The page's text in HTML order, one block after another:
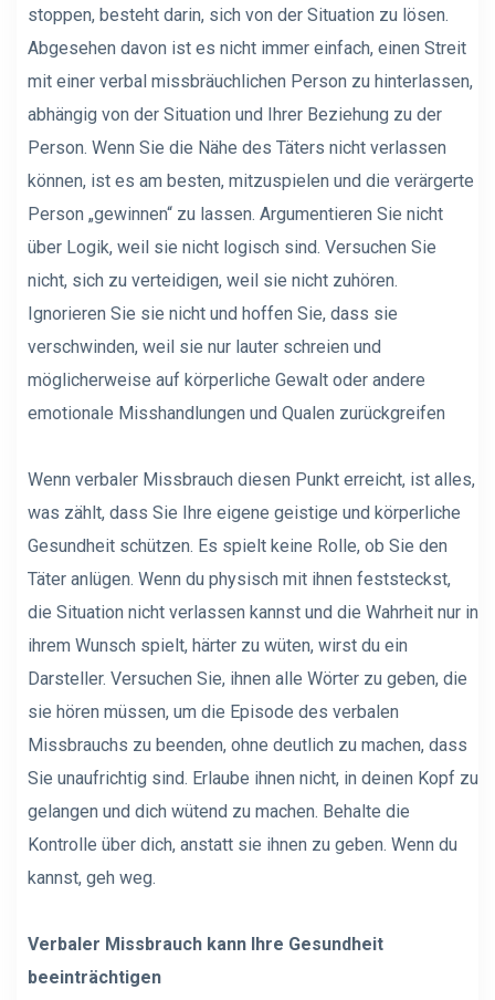
stoppen, besteht darin, sich von der Situation zu lösen.
Abgesehen davon ist es nicht immer einfach, einen Streit
mit einer verbal missbräuchlichen Person zu hinterlassen,
abhängig von der Situation und Ihrer Beziehung zu der
Person. Wenn Sie die Nähe des Täters nicht verlassen
können, ist es am besten, mitzuspielen und die verärgerte
Person „gewinnen“ zu lassen. Argumentieren Sie nicht
über Logik, weil sie nicht logisch sind. Versuchen Sie
nicht, sich zu verteidigen, weil sie nicht zuhören.
Ignorieren Sie sie nicht und hoffen Sie, dass sie
verschwinden, weil sie nur lauter schreien und
möglicherweise auf körperliche Gewalt oder andere
emotionale Misshandlungen und Qualen zurückgreifen
Wenn verbaler Missbrauch diesen Punkt erreicht, ist alles,
was zählt, dass Sie Ihre eigene geistige und körperliche
Gesundheit schützen. Es spielt keine Rolle, ob Sie den
Täter anlügen. Wenn du physisch mit ihnen feststeckst,
die Situation nicht verlassen kannst und die Wahrheit nur in
ihrem Wunsch spielt, härter zu wüten, wirst du ein
Darsteller. Versuchen Sie, ihnen alle Wörter zu geben, die
sie hören müssen, um die Episode des verbalen
Missbrauchs zu beenden, ohne deutlich zu machen, dass
Sie unaufrichtig sind. Erlaube ihnen nicht, in deinen Kopf zu
gelangen und dich wütend zu machen. Behalte die
Kontrolle über dich, anstatt sie ihnen zu geben. Wenn du
kannst, geh weg.
Verbaler Missbrauch kann Ihre Gesundheit
beeinträchtigen